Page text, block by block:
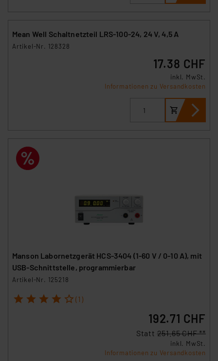
Mean Well Schaltnetzteil LRS-100-24, 24 V, 4,5 A
Artikel-Nr. 128328
17.38 CHF
inkl. MwSt.
Informationen zu Versandkosten
Manson Labornetzgerät HCS-3404 (1-60 V / 0-10 A), mit
USB-Schnittstelle, programmierbar
Artikel-Nr. 125218
1 2 3 4 5 (1)
192.71 CHF
Statt251.65 CHF **
inkl. MwSt.
Informationen zu Versandkosten